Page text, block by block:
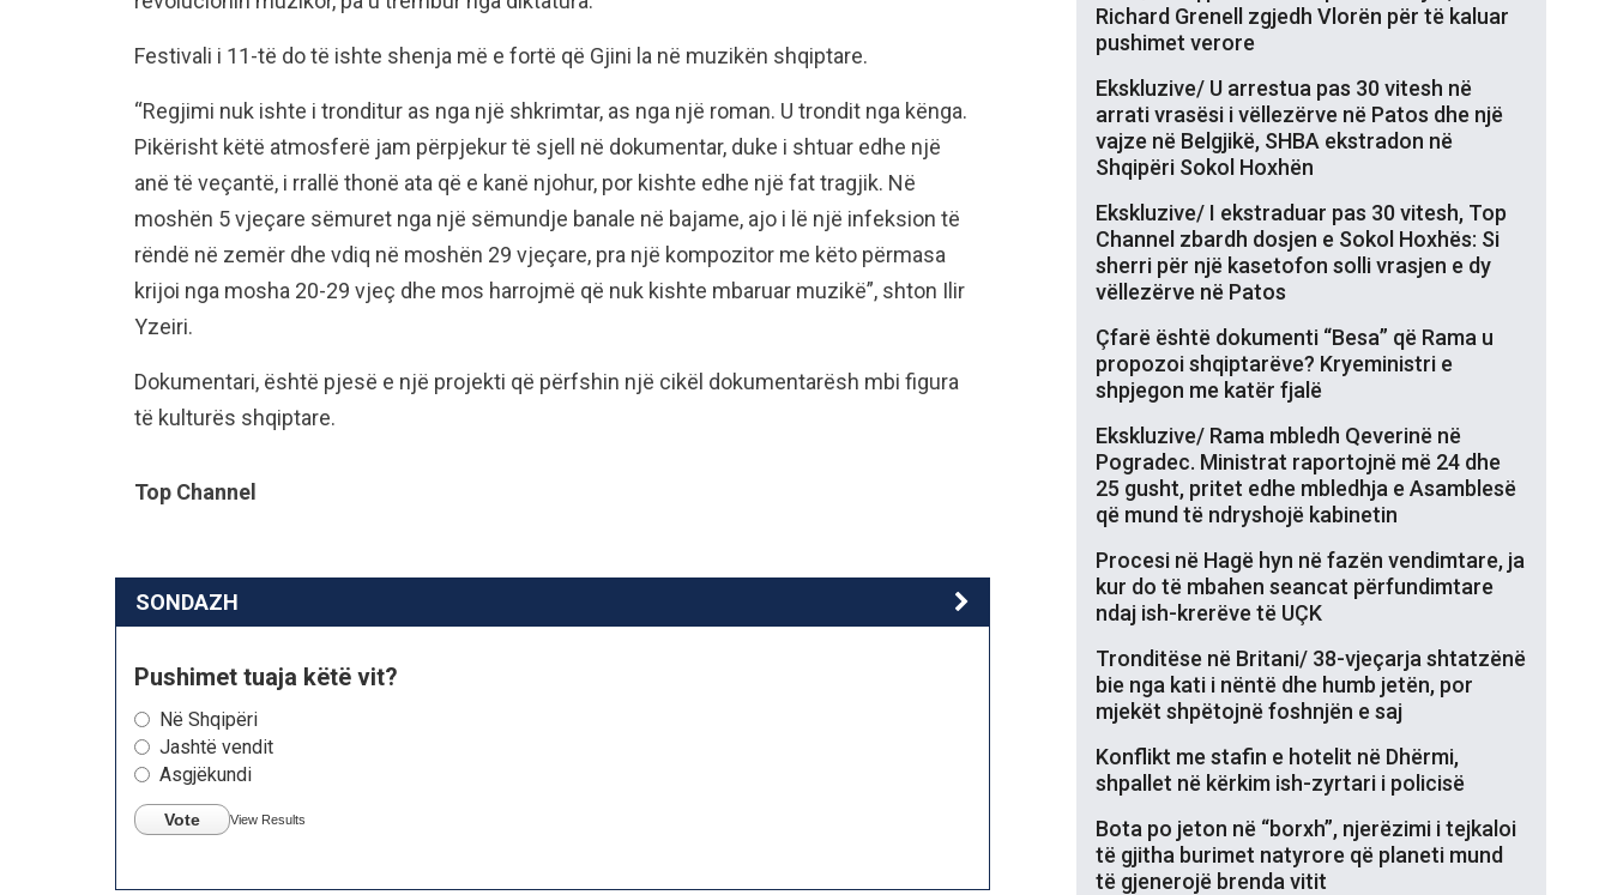
Festivali i 11-të do të ishte shenja më e fortë që Gjini la në muzikën shqiptare.
“Regjimi nuk ishte i tronditur as nga një shkrimtar, as nga një roman. U trondit nga kënga.
Pikërisht këtë atmosferë jam përpjekur të sjell në dokumentar, duke i shtuar edhe një
anë të veçantë, i rrallë thonë ata që e kanë njohur, por kishte edhe një fat tragjik. Në
moshën 5 vjeçare sëmuret nga një sëmundje banale në bajame, ajo i lë një infeksion të
rëndë në zemër dhe vdiq në moshën 29 vjeçare, pra një kompozitor me këto përmasa
krijoi nga mosha 20-29 vjeç dhe mos harrojmë që nuk kishte mbaruar muzikë”, shton Ilir
Yzeiri.
Dokumentari, është pjesë e një projekti që përfshin një cikël dokumentarësh mbi figura
të kulturës shqiptare.
Top Channel
SONDAZH
Pushimet tuaja këtë vit?
Në Shqipëri
Jashtë vendit
Asgjëkundi
Vote View Results
Richard Grenell zgjedh Vlorën për të kaluar
pushimet verore
Ekskluzive/ U arrestua pas 30 vitesh në
arrati vrasësi i vëllezërve në Patos dhe një
vajze në Belgjikë, SHBA ekstradon në
Shqipëri Sokol Hoxhën
Ekskluzive/ I ekstraduar pas 30 vitesh, Top
Channel zbardh dosjen e Sokol Hoxhës: Si
sherri për një kasetofon solli vrasjen e dy
vëllezërve në Patos
Çfarë është dokumenti “Besa” që Rama u
propozoi shqiptarëve? Kryeministri e
shpjegon me katër fjalë
Ekskluzive/ Rama mbledh Qeverinë në
Pogradec. Ministrat raportojnë më 24 dhe
25 gusht, pritet edhe mbledhja e Asamblesë
që mund të ndryshojë kabinetin
Procesi në Hagë hyn në fazën vendimtare, ja
kur do të mbahen seancat përfundimtare
ndaj ish-krerëve të UÇK
Tronditëse në Britani/ 38-vjeçarja shtatzënë
bie nga kati i nëntë dhe humb jetën, por
mjekët shpëtojnë foshnjën e saj
Konflikt me stafin e hotelit në Dhërmi,
shpallet në kërkim ish-zyrtari i policisë
Bota po jeton në “borxh”, njerëzimi i tejkaloi
të gjitha burimet natyrore që planeti mund
të gjenerojë brenda vitit